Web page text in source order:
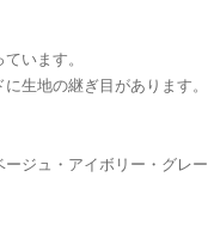
います。
生地の継ぎ目があります。
ージュ・アイボリー・グレー